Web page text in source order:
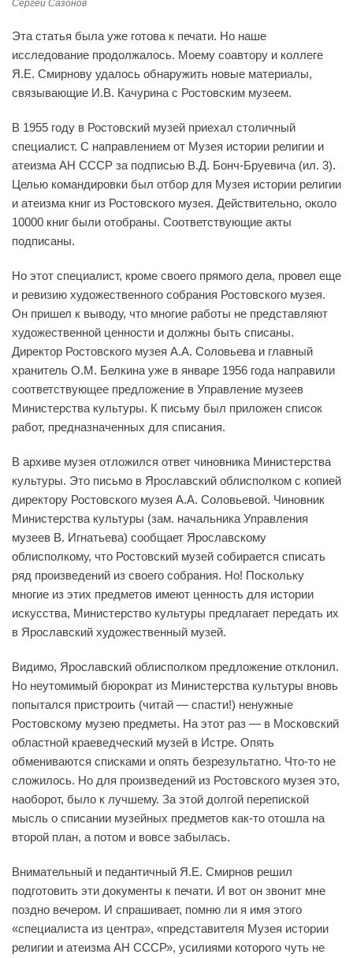
Сергей Сазонов
Эта статья была уже готова к печати. Но наше
исследование продолжалось. Моему соавтору и коллеге
Я.Е. Смирнову удалось обнаружить новые материалы,
связывающие И.В. Качурина с Ростовским музеем.
В 1955 году в Ростовский музей приехал столичный
специалист. С направлением от Музея истории религии и
атеизма АН СССР за подписью В.Д. Бонч-Бруевича (ил. 3).
Целью командировки был отбор для Музея истории религии
и атеизма книг из Ростовского музея. Действительно, около
10000 книг были отобраны. Соответствующие акты
подписаны.
Но этот специалист, кроме своего прямого дела, провел еще
и ревизию художественного собрания Ростовского музея.
Он пришел к выводу, что многие работы не представляют
художественной ценности и должны быть списаны.
Директор Ростовского музея А.А. Соловьева и главный
хранитель О.М. Белкина уже в январе 1956 года направили
соответствующее предложение в Управление музеев
Министерства культуры. К письму был приложен список
работ, предназначенных для списания.
В архиве музея отложился ответ чиновника Министерства
культуры. Это письмо в Ярославский облисполком с копией
директору Ростовского музея А.А. Соловьевой. Чиновник
Министерства культуры (зам. начальника Управления
музеев В. Игнатьева) сообщает Ярославскому
облисполкому, что Ростовский музей собирается списать
ряд произведений из своего собрания. Но! Поскольку
многие из этих предметов имеют ценность для истории
искусства, Министерство культуры предлагает передать их
в Ярославский художественный музей.
Видимо, Ярославский облисполком предложение отклонил.
Но неутомимый бюрократ из Министерства культуры вновь
попытался пристроить (читай — спасти!) ненужные
Ростовскому музею предметы. На этот раз — в Московский
областной краеведческий музей в Истре. Опять
обмениваются списками и опять безрезультатно. Что-то не
сложилось. Но для произведений из Ростовского музея это,
наоборот, было к лучшему. За этой долгой перепиской
мысль о списании музейных предметов как-то отошла на
второй план, а потом и вовсе забылась.
Внимательный и педантичный Я.Е. Смирнов решил
подготовить эти документы к печати. И вот он звонит мне
поздно вечером. И спрашивает, помню ли я имя этого
«специалиста из центра», «представителя Музея истории
религии и атеизма АН СССР», усилиями которого чуть не